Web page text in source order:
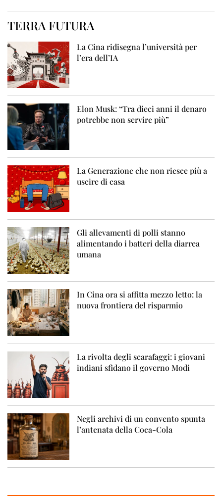
TERRA FUTURA
La Cina ridisegna l’università per
l’era dell’IA
Elon Musk: “Tra dieci anni il denaro
potrebbe non servire più”
La Generazione che non riesce più a
uscire di casa
Gli allevamenti di polli stanno
alimentando i batteri della diarrea
umana
In Cina ora si affitta mezzo letto: la
nuova frontiera del risparmio
La rivolta degli scarafaggi: i giovani
indiani sfidano il governo Modi
Negli archivi di un convento spunta
l’antenata della Coca-Cola